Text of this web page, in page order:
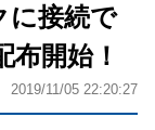
に接続で
開始！
2019/11/05 22:20:27